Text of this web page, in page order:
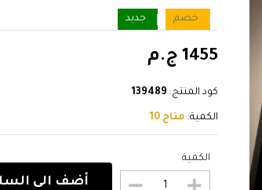
خصم جديد
1455 ج.م
كود المنتج: 139489
الكمية: متاح 10
الكمية
أضف الى